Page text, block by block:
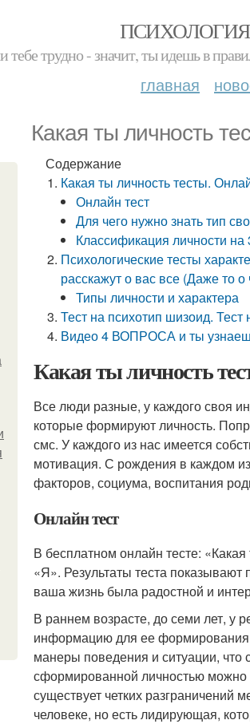
тебе трудно - значит, ты идешь в
главная
Какая ты личность
Содержание
Какая ты личность тесты.
Онлайн тест
Для чего нужно знать тип
Классификация личности
Психологические тесты
расскажут о вас все (Даже то
Типы личности и характера
Тест на психотип шизоид.
Видео 4 ВОПРОСА и ты
Какая ты личность
Все люди разные, у каждого своя
которые формируют личность.
смс. У каждого из нас имеется
мотивация. С рождения в каждом
факторов, социума, воспитания
Онлайн тест
В бесплатном онлайн тесте:
«Я». Результаты теста показывают
ваша жизнь была радостной и
В раннем возрасте, до семи лет, у
информацию для ее формирования.
манеры поведения и ситуации, что
сформированной личностью можно
существует четких разграничений
человеке, но есть лидирующая,